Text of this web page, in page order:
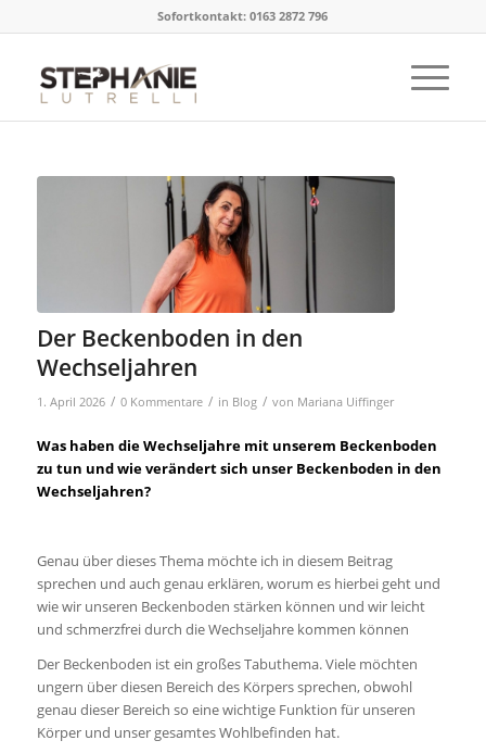
Sofortkontakt: 0163 2872 796
Der Beckenboden in den
Wechseljahren
1. April 2026 / 0 Kommentare / in Blog / von Mariana Uiffinger
Was haben die Wechseljahre mit unserem Beckenboden
zu tun und wie verändert sich unser Beckenboden in den
Wechseljahren?
Genau über dieses Thema möchte ich in diesem Beitrag
sprechen und auch genau erklären, worum es hierbei geht und
wie wir unseren Beckenboden stärken können und wir leicht
und schmerzfrei durch die Wechseljahre kommen können
Der Beckenboden ist ein großes Tabuthema. Viele möchten
ungern über diesen Bereich des Körpers sprechen, obwohl
genau dieser Bereich so eine wichtige Funktion für unseren
Körper und unser gesamtes Wohlbefinden hat.